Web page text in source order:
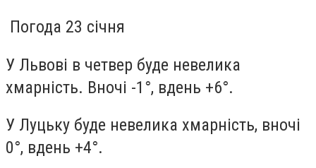
Погода 23 січня
У Львові в четвер буде невелика
хмарність. Вночі -1°, вдень +6°.
У Луцьку буде невелика хмарність, вночі
0°, вдень +4°.